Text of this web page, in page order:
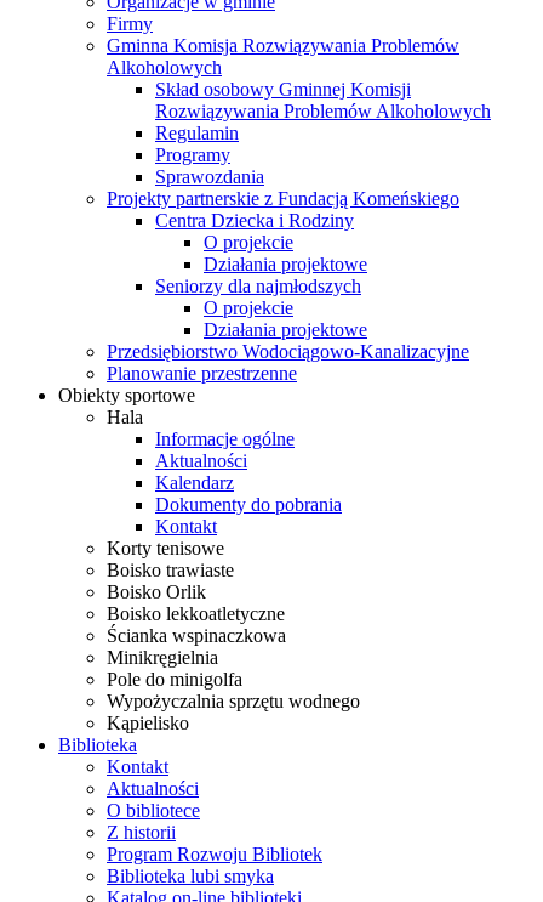
Firmy
Gminna Komisja Rozwiązywania Problemów
Alkoholowych
Skład osobowy Gminnej Komisji
Rozwiązywania Problemów Alkoholowych
Regulamin
Programy
Sprawozdania
Projekty partnerskie z Fundacją Komeńskiego
Centra Dziecka i Rodziny
O projekcie
Działania projektowe
Seniorzy dla najmłodszych
O projekcie
Działania projektowe
Przedsiębiorstwo Wodociągowo-Kanalizacyjne
Planowanie przestrzenne
Obiekty sportowe
Hala
Informacje ogólne
Aktualności
Kalendarz
Dokumenty do pobrania
Kontakt
Korty tenisowe
Boisko trawiaste
Boisko Orlik
Boisko lekkoatletyczne
Ścianka wspinaczkowa
Minikręgielnia
Pole do minigolfa
Wypożyczalnia sprzętu wodnego
Kąpielisko
Biblioteka
Kontakt
Aktualności
O bibliotece
Z historii
Program Rozwoju Bibliotek
Biblioteka lubi smyka
Katalog on-line biblioteki